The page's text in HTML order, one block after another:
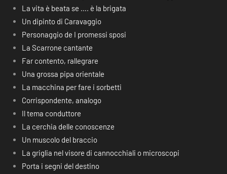
La vita è beata se …. è la brigata
Un dipinto di Caravaggio
Personaggio de I promessi sposi
La Scarrone cantante
Far contento, rallegrare
Una grossa pipa orientale
La macchina per fare i sorbetti
Corrispondente, analogo
Il tema conduttore
La cerchia delle conoscenze
Un muscolo del braccio
La griglia nel visore di cannocchiali o microscopi
Porta i segni del destino